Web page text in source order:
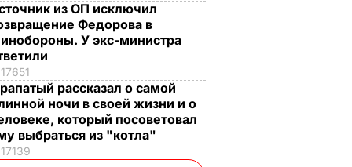
из ОП исключил
Федорова в
У экс-министра
17651
рассказал о самой
ночи в своей жизни и о
который посоветовал
выбраться из "котла"
17139